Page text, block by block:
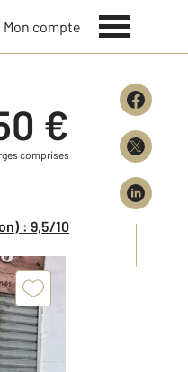
Mon compte
€
comprises
: 9,5/10